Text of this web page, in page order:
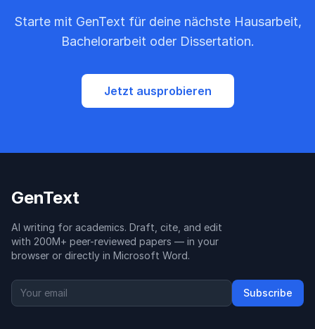
Starte mit GenText für deine nächste Hausarbeit,
Bachelorarbeit oder Dissertation.
Jetzt ausprobieren
GenText
AI writing for academics. Draft, cite, and edit
with 200M+ peer-reviewed papers — in your
browser or directly in Microsoft Word.
Subscribe